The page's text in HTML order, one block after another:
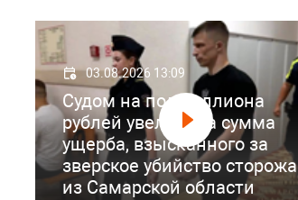
03.08.2026 13:09
Судом на полмиллиона
рублей увеличена сумма
ущерба, взысканного за
зверское убийство сторожа
из Самарской области